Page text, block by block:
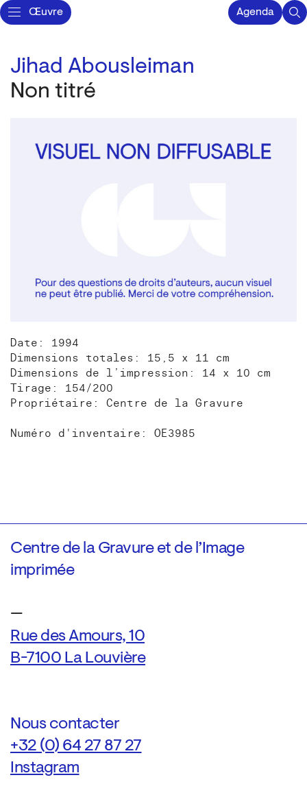
Œuvre Agenda
Jihad Abousleiman
Non titré
Date: 1994
Dimensions totales: 15,5 x 11 cm
Dimensions de l’impression: 14 x 10 cm
Tirage: 154/200
Propriétaire: Centre de la Gravure
Numéro d'inventaire: OE3985
Centre de la Gravure et de l’Image
imprimée
—
Rue des Amours, 10
B-7100 La Louvière
Nous contacter
+32 (0) 64 27 87 27
Instagram